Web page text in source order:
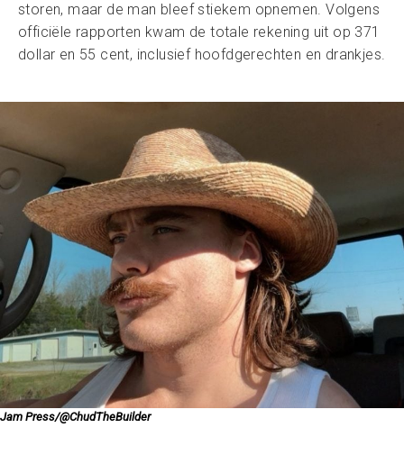
storen, maar de man bleef stiekem opnemen. Volgens
officiële rapporten kwam de totale rekening uit op 371
dollar en 55 cent, inclusief hoofdgerechten en drankjes.
Jam Press/@ChudTheBuilder